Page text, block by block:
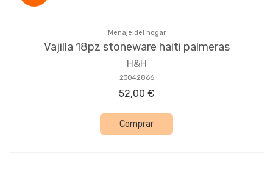
Menaje del hogar
Vajilla 18pz stoneware haiti palmeras
H&H
23042866
52,00 €
Comprar